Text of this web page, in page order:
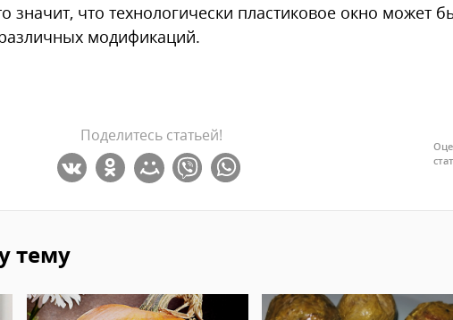
значит, что технологически пластиковое окно может
модификаций.
Поделитесь статьей!
тему